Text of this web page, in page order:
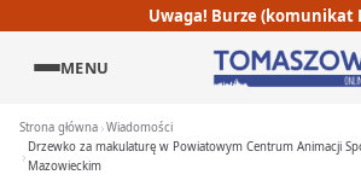
Uwaga! Burze (komunikat
MENU
Strona główna Wiadomości
Drzewko za makulaturę w Powiatowym Centrum Animacji
Mazowieckim